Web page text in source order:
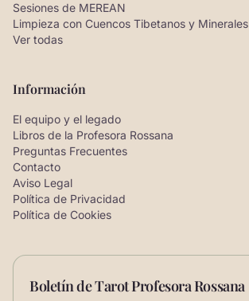
Sesiones de MEREAN
Limpieza con Cuencos Tibetanos y Minerales
Ver todas
Información
El equipo y el legado
Libros de la Profesora Rossana
Preguntas Frecuentes
Contacto
Aviso Legal
Política de Privacidad
Política de Cookies
Boletín de Tarot Profesora Rossana